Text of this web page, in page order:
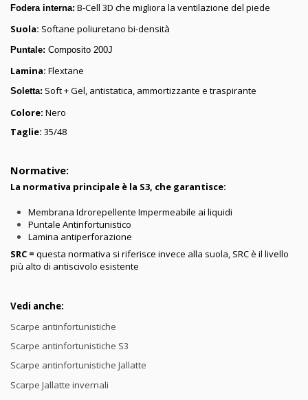
Fodera interna: B-Cell 3D che migliora la ventilazione del piede
Suola: Softane poliuretano bi-densità
Puntale: Composito 200J
Lamina: Flextane
Soletta: Soft + Gel, antistatica, ammortizzante e traspirante
Colore: Nero
Taglie: 35/48
Normative:
La normativa principale è la S3, che garantisce:
Membrana Idrorepellente Impermeabile ai liquidi
Puntale Antinfortunistico
Lamina antiperforazione
SRC = questa normativa si riferisce invece alla suola, SRC è il livello
più alto di antiscivolo esistente
Vedi anche:
Scarpe antinfortunistiche
Scarpe antinfortunistiche S3
Scarpe antinfortunistiche Jallatte
Scarpe Jallatte invernali